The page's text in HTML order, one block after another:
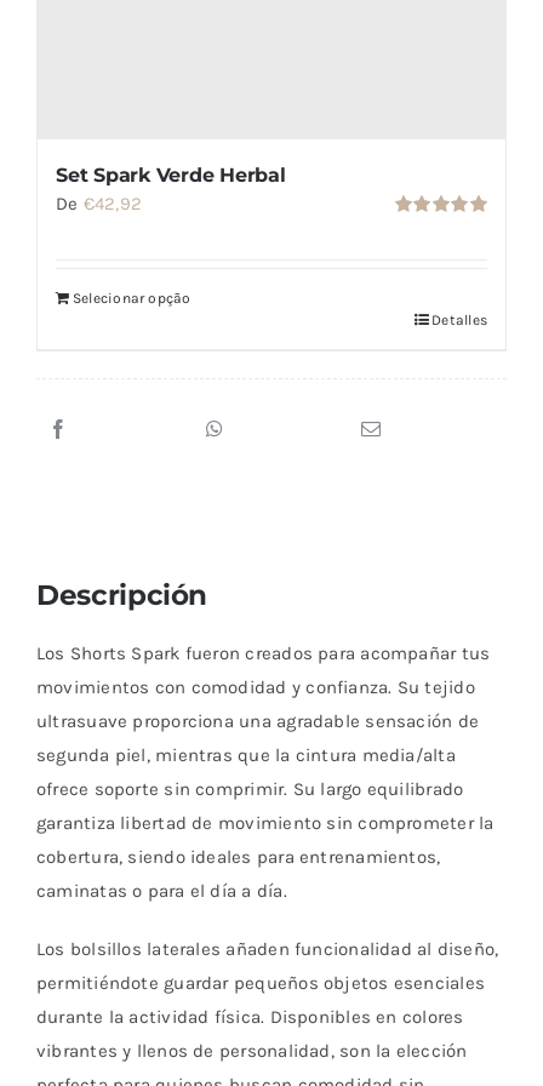
Set Spark Verde Herbal
De €42,92
Selecionar opção
Detalles
Descripción
Los Shorts Spark fueron creados para acompañar tus
movimientos con comodidad y confianza. Su tejido
ultrasuave proporciona una agradable sensación de
segunda piel, mientras que la cintura media/alta
ofrece soporte sin comprimir. Su largo equilibrado
garantiza libertad de movimiento sin comprometer la
cobertura, siendo ideales para entrenamientos,
caminatas o para el día a día.
Los bolsillos laterales añaden funcionalidad al diseño,
permitiéndote guardar pequeños objetos esenciales
durante la actividad física. Disponibles en colores
vibrantes y llenos de personalidad, son la elección